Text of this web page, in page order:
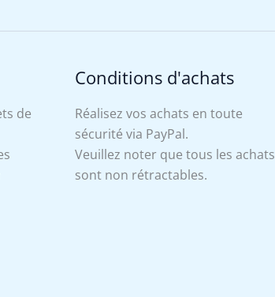
de
Conditions d'achats
Réalisez vos achats en toute
sécurité via PayPal.
Veuillez noter que tous les achats
sont non rétractables.